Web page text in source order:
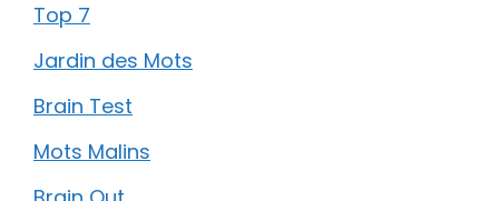
Top 7
Jardin des Mots
Brain Test
Mots Malins